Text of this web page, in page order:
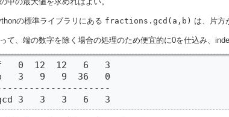
の標準ライブラリにある fractions.gcd(a,b) は、片方
て、端の数字を除く場合の処理のため便宜的に0を仕込み、
0  12  12   6   3
3   9   9  36   0
3   3   3   6   3